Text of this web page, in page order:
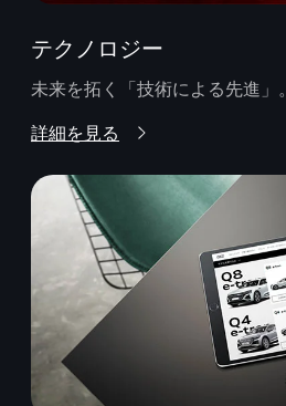
テクノロジー
未来を拓く「技術による先進」。
詳細を見る